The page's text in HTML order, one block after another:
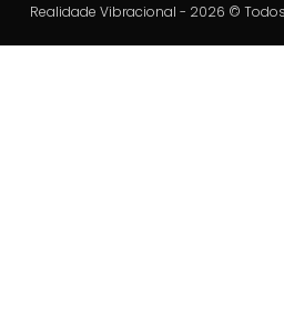
Realidade Vibracional - 2026 ©